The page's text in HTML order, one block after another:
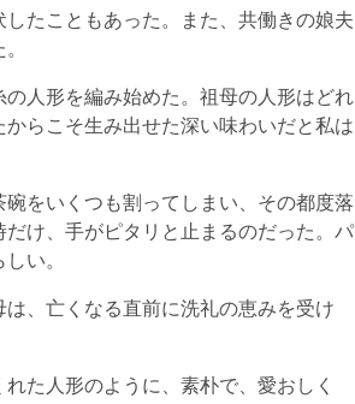
たこともあった。また、共働きの娘夫
人形を編み始めた。祖母の人形はどれ
らこそ生み出せた深い味わいだと私は
をいくつも割ってしまい、その都度落
け、手がピタリと止まるのだった。パ
い。
、亡くなる直前に洗礼の恵みを受け
た人形のように、素朴で、愛おしく